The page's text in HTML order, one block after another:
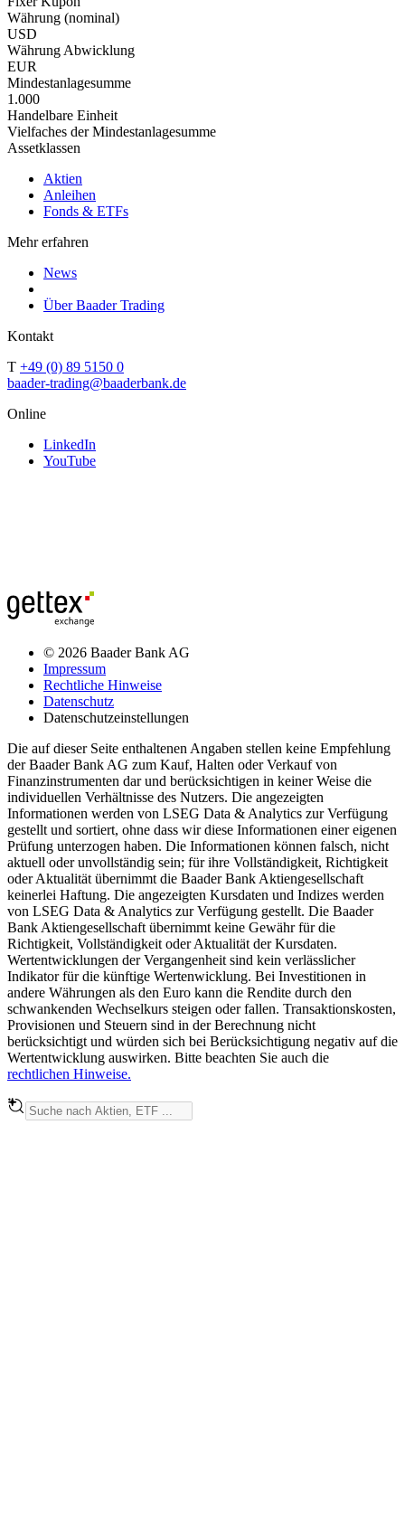
Währung (nominal)
USD
Währung Abwicklung
EUR
Mindestanlagesumme
1.000
Handelbare Einheit
Vielfaches der Mindestanlagesumme
Assetklassen
Aktien
Anleihen
Fonds & ETFs
Mehr erfahren
News
Über Baader Trading
Kontakt
T +49 (0) 89 5150 0
baader-trading@baaderbank.de
Online
LinkedIn
YouTube
© 2026 Baader Bank AG
Impressum
Rechtliche Hinweise
Datenschutz
Datenschutzeinstellungen
Die auf dieser Seite enthaltenen Angaben stellen keine Empfehlung
der Baader Bank AG zum Kauf, Halten oder Verkauf von
Finanzinstrumenten dar und berücksichtigen in keiner Weise die
individuellen Verhältnisse des Nutzers. Die angezeigten
Informationen werden von LSEG Data & Analytics zur Verfügung
gestellt und sortiert, ohne dass wir diese Informationen einer eigenen
Prüfung unterzogen haben. Die Informationen können falsch, nicht
aktuell oder unvollständig sein; für ihre Vollständigkeit, Richtigkeit
oder Aktualität übernimmt die Baader Bank Aktiengesellschaft
keinerlei Haftung. Die angezeigten Kursdaten und Indizes werden
von LSEG Data & Analytics zur Verfügung gestellt. Die Baader
Bank Aktiengesellschaft übernimmt keine Gewähr für die
Richtigkeit, Vollständigkeit oder Aktualität der Kursdaten.
Wertentwicklungen der Vergangenheit sind kein verlässlicher
Indikator für die künftige Wertenwicklung. Bei Investitionen in
andere Währungen als den Euro kann die Rendite durch den
schwankenden Wechselkurs steigen oder fallen. Transaktionskosten,
Provisionen und Steuern sind in der Berechnung nicht
berücksichtigt und würden sich bei Berücksichtigung negativ auf die
Wertentwicklung auswirken. Bitte beachten Sie auch die
rechtlichen Hinweise.